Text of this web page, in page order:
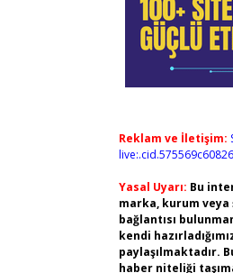
Reklam ve İletişim:
Yasal Uyarı: Bu
marka, kurum
bağlantısı
kendi
paylaşılmaktadır.
haber niteliği